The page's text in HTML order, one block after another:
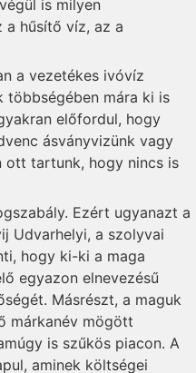
is milyen
a hűsítő víz, az a
a vezetékes ivóvíz
többségében mára ki is
előfordul, hogy
ásványvizünk vagy
ott tartunk, hogy nincs is
Ezért ugyanazt a
Udvarhelyi, a szolyvai
hogy ki-ki a maga
egyazon elnevezésű
Más­­­­részt, a maguk
márkanév mögött
is szűkös piacon. A
aminek költségei